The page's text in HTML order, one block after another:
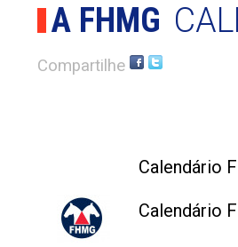
A FHMG
Compartilhe
Calendário
Calendário